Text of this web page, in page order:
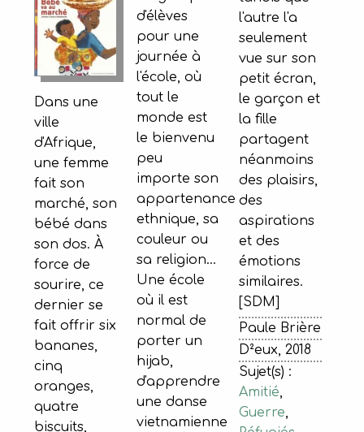
l'autre l'a
seulement
vue sur son
petit écran,
le garçon et
la fille
partagent
néanmoins
des plaisirs,
des
aspirations
et des
émotions
similaires.
[SDM]
Paule Brière
D²eux, 2018
Sujet(s) :
Amitié,
Guerre,
Dans une
ville
d'Afrique,
une femme
fait son
marché, son
bébé dans
son dos. À
force de
sourire, ce
dernier se
fait offrir six
bananes,
cinq
oranges,
quatre
biscuits,
d'élèves
pour une
journée à
l'école, où
tout le
monde est
le bienvenu
peu
importe son
appartenance
ethnique, sa
couleur ou
sa religion…
Une école
où il est
normal de
porter un
hijab,
d'apprendre
une danse
vietnamienne